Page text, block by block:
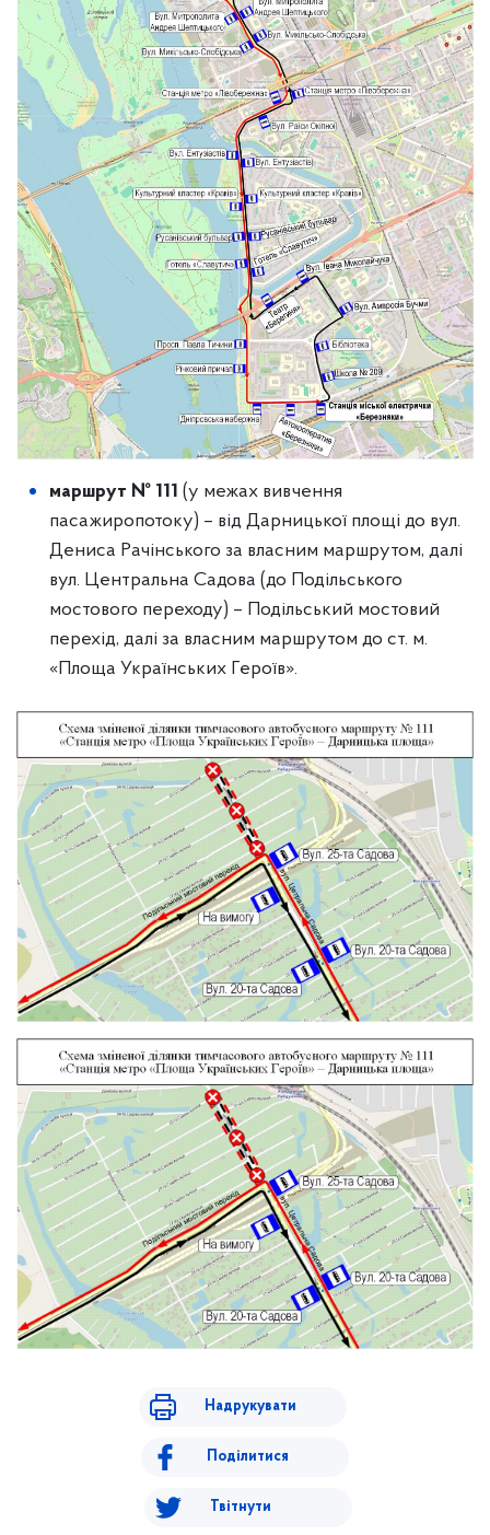
маршрут № 111 (у межах вивчення
пасажиропотоку) – від Дарницької площі до вул.
Дениса Рачінського за власним маршрутом, далі
вул. Центральна Садова (до Подільського
мостового переходу) – Подільський мостовий
перехід, далі за власним маршрутом до ст. м.
«Площа Українських Героїв».
Надрукувати
Поділитися
Твітнути